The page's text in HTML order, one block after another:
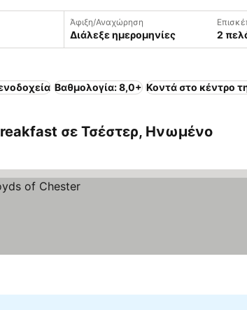
Άφιξη/Αναχώρηση
Διάλεξε ημερομηνίες 2
Βαθμολογία: 8,0+ Κοντά στο κέντρο
σε Τσέστερ, Ηνωμένο